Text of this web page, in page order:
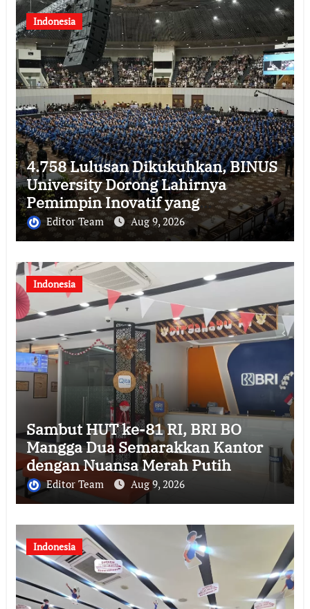
Indonesia
4.758 Lulusan Dikukuhkan, BINUS
University Dorong Lahirnya
Pemimpin Inovatif yang
Berdampak
Editor Team Aug 9, 2026
Indonesia
Sambut HUT ke-81 RI, BRI BO
Mangga Dua Semarakkan Kantor
dengan Nuansa Merah Putih
Editor Team Aug 9, 2026
Indonesia